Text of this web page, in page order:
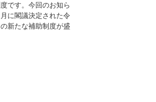
です。今回のお知ら
に閣議決定された令
新たな補助制度が盛